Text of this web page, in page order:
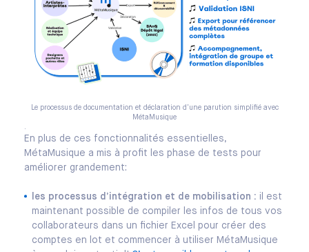
Le processus de documentation et déclaration d'une parution simplifié avec
MétaMusique
.
En plus de ces fonctionnalités essentielles,
MétaMusique a mis à profit les phase de tests pour
améliorer grandement:
les processus d’intégration et de mobilisation : il est
maintenant possible de compiler les infos de tous vos
collaborateurs dans un fichier Excel pour créer des
comptes en lot et commencer à utiliser MétaMusique